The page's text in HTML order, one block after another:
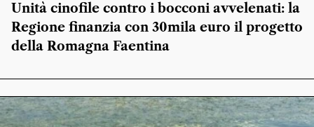
Unità cinofile contro i bocconi avvelenati: la
Regione finanzia con 30mila euro il progetto
della Romagna Faentina